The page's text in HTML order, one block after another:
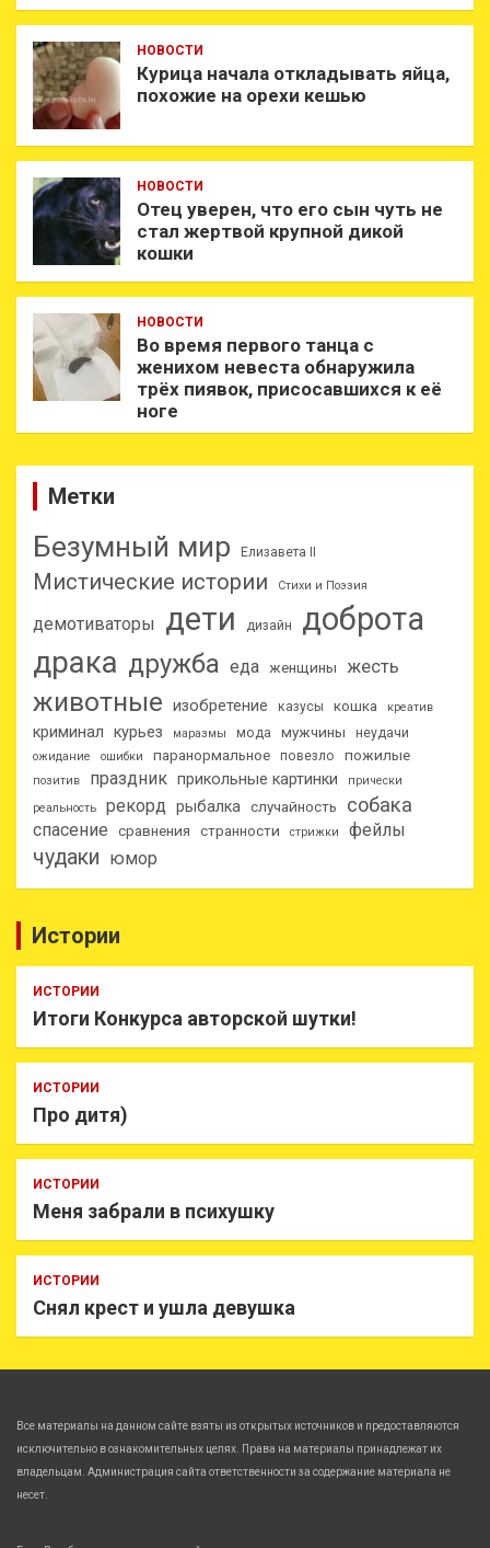
НОВОСТИ
Курица начала откладывать яйца,
похожие на орехи кешью
НОВОСТИ
Отец уверен, что его сын чуть не
стал жертвой крупной дикой
кошки
НОВОСТИ
Во время первого танца с
женихом невеста обнаружила
трёх пиявок, присосавшихся к её
ноге
Метки
Безумный мир Елизавета II
Мистические истории Стихи и Поэзия
демотиваторы дети дизайн доброта
драка дружба еда женщины жесть
животные изобретение казусы кошка креатив
криминал курьез маразмы мода мужчины неудачи
ожидание ошибки паранормальное повезло пожилые
позитив праздник прикольные картинки
прически
реальность
рекорд рыбалка случайность собака
спасение сравнения странности стрижки фейлы
чудаки юмор
Истории
ИСТОРИИ
Итоги Конкурса авторской шутки!
ИСТОРИИ
Про дитя)
ИСТОРИИ
Меня забрали в психушку
ИСТОРИИ
Снял крест и ушла девушка
Все материалы на данном сайте взяты из открытых источников и предоставляются
исключительно в ознакомительных целях. Права на материалы принадлежат их
владельцам. Администрация сайта ответственности за содержание материала не
несет.